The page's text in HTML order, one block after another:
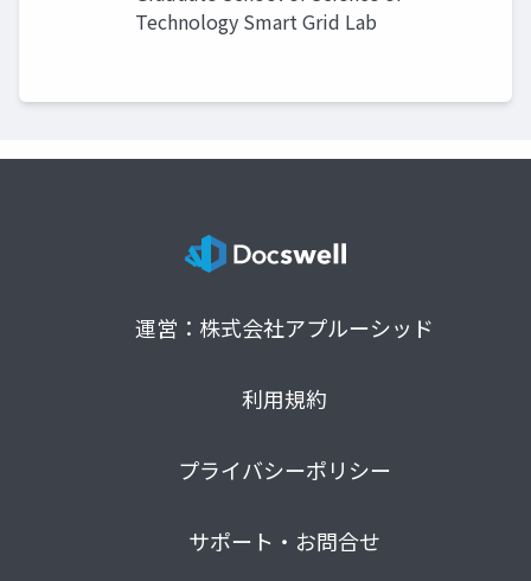
Technology Smart Grid Lab
運営：株式会社アプルーシッド
利用規約
プライバシーポリシー
サポート・お問合せ